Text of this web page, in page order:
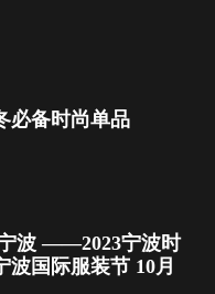
必备时尚单品
波 ——2023宁波时
波国际服装节 10月